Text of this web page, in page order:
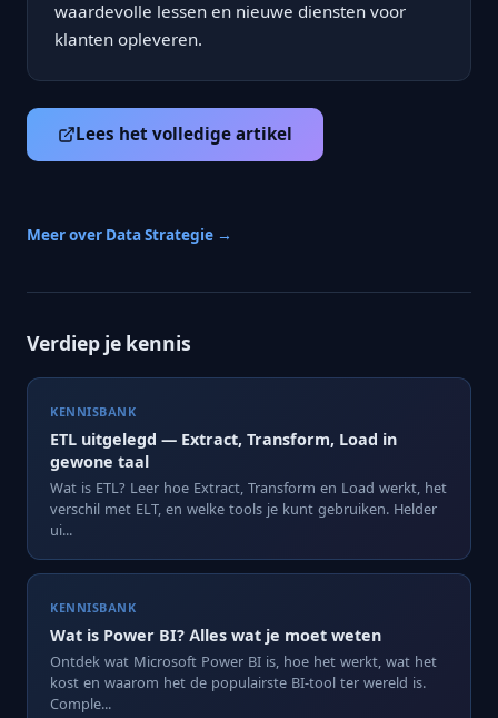
waardevolle lessen en nieuwe diensten voor
klanten opleveren.
Lees het volledige artikel
Meer over Data Strategie →
Verdiep je kennis
KENNISBANK
ETL uitgelegd — Extract, Transform, Load in
gewone taal
Wat is ETL? Leer hoe Extract, Transform en Load werkt, het
verschil met ELT, en welke tools je kunt gebruiken. Helder
ui...
KENNISBANK
Wat is Power BI? Alles wat je moet weten
Ontdek wat Microsoft Power BI is, hoe het werkt, wat het
kost en waarom het de populairste BI-tool ter wereld is.
Comple...